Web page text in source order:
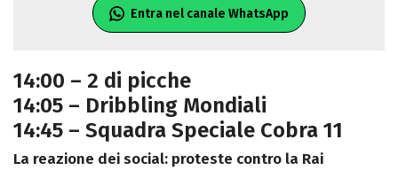
Entra nel canale WhatsApp
14:00 – 2 di picche
14:05 – Dribbling Mondiali
14:45 – Squadra Speciale Cobra 11
La reazione dei social: proteste contro la Rai